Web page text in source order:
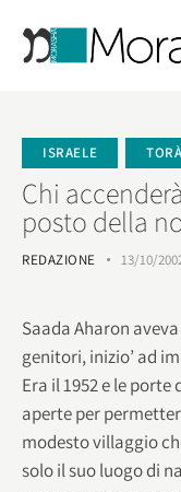
ISRAELE TORÀ
Chi
posto della
REDAZIONE 13/10/
Saada Aharon
genitori, inizio’ ad
Era il 1952 e le
aperte per
modesto villaggio
solo il suo luogo di